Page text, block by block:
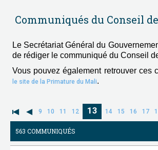
Communiqués du Conseil
Le Secrétariat Général du
de rédiger le communiqué du Conseil
Vous pouvez également retrouver ces
le site de la Primature du Mali.
9 10 11 12 13 14 15 16 17
563 COMMUNIQUÉS